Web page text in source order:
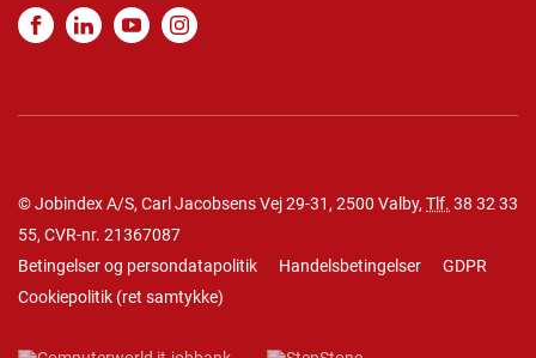
© Jobindex A/S, Carl Jacobsens Vej 29-31, 2500 Valby, Tlf. 38 32 33
55, CVR-nr. 21367087
Betingelser og persondatapolitik
Handelsbetingelser
GDPR
Cookiepolitik (ret samtykke)